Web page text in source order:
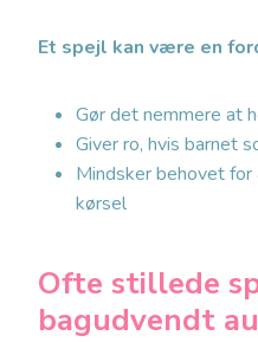
Et spejl kan være en
Gør det nemmere at
Giver ro, hvis barnet
Mindsker behovet
kørsel
Ofte stillede
bagudvendt